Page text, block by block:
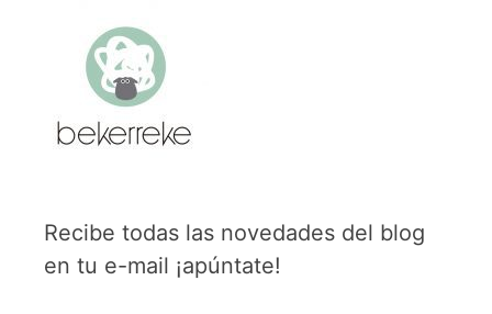
Recibe todas las novedades del blog
en tu e-mail ¡apúntate!